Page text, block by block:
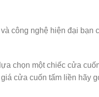
công nghệ hiện đại bạn
chọn một chiếc cửa
cửa cuốn tấm liền hãy